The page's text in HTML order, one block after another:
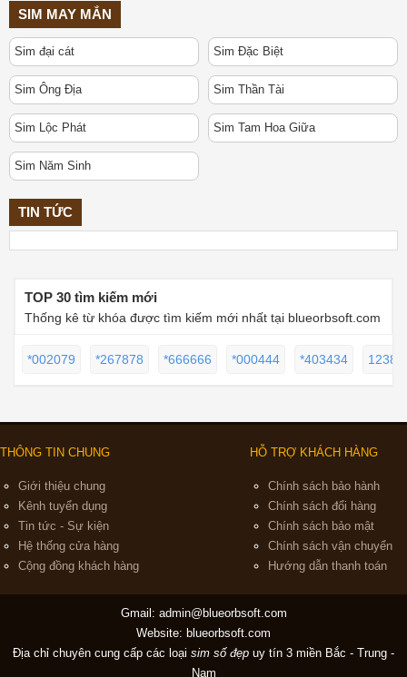
SIM MAY MẮN
Sim đại cát Sim Đặc Biệt
Sim Ông Địa Sim Thần Tài
Sim Lộc Phát Sim Tam Hoa Giữa
Sim Năm Sinh
TIN TỨC
TOP 30 tìm kiếm mới
Thống kê từ khóa được tìm kiếm mới nhất tại blueorbsoft.com
*002079 *267878 *666666 *000444 *403434 12389
THÔNG TIN CHUNG
Giới thiệu chung
Kênh tuyển dụng
Tin tức - Sự kiện
Hệ thống cửa hàng
Cộng đồng khách hàng
HỖ TRỢ KHÁCH HÀNG
Chính sách bảo hành
Chính sách đổi hàng
Chính sách bảo mật
Chính sách vận chuyển
Hướng dẫn thanh toán
Gmail: admin@blueorbsoft.com
Website: blueorbsoft.com
Địa chỉ chuyên cung cấp các loại sim số đẹp uy tín 3 miền Bắc - Trung -
Nam